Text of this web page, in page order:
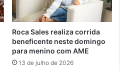
Roca Sales realiza corrida
beneficente neste domingo
para menino com AME
13 de julho de 2026